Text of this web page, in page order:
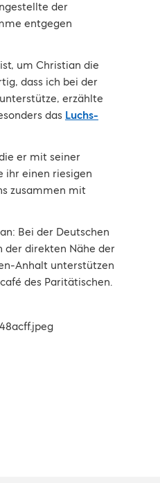
der
entgegen
um Christian die
dass ich bei der
erzählte
das Luchs-
er mit seiner
ihr einen riesigen
zusammen mit
Bei der Deutschen
der direkten Nähe der
Anhalt unterstützen
des Paritätischen.